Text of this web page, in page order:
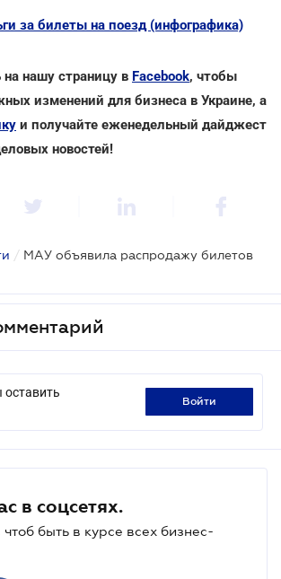
за билеты на поезд (инфографика)
нашу страницу в Facebook, чтобы
изменений для бизнеса в Украине, а
и получайте еженедельный дайджест
новостей!
/ МАУ объявила распродажу билетов
оставить
войти
в соцсетях.
быть в курсе всех бизнес-